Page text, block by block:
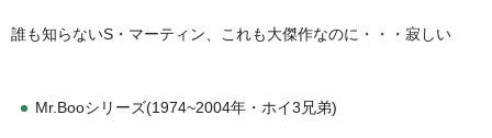
誰も知らないS・マーティン、これも大傑作なのに・・・寂しい
Mr.Booシリーズ(1974~2004年・ホイ3兄弟)